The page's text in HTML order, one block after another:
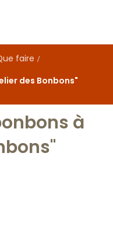
faire
des Bonbons"
à